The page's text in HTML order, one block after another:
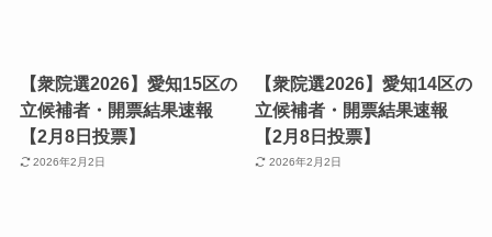
【衆院選2026】愛知15区の
立候補者・開票結果速報
【2月8日投票】
2026年2月2日
【衆院選2026】愛知14区の
立候補者・開票結果速報
【2月8日投票】
2026年2月2日